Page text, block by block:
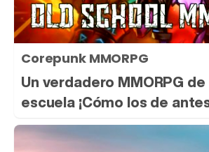
Corepunk MMORPG
Un verdadero MMORPG
escuela ¡Cómo los de